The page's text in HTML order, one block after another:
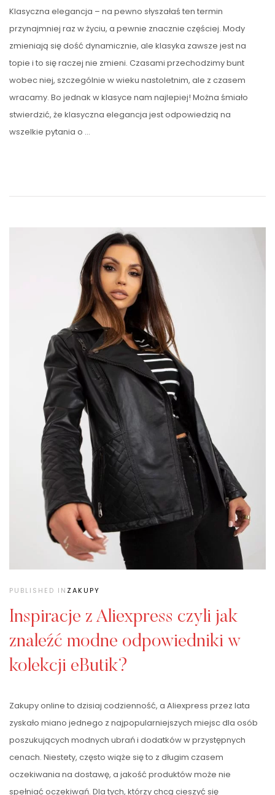
Klasyczna elegancja – na pewno słyszałaś ten termin
przynajmniej raz w życiu, a pewnie znacznie częściej. Mody
zmieniają się dość dynamicznie, ale klasyka zawsze jest na
topie i to się raczej nie zmieni. Czasami przechodzimy bunt
wobec niej, szczególnie w wieku nastoletnim, ale z czasem
wracamy. Bo jednak w klasyce nam najlepiej! Można śmiało
stwierdzić, że klasyczna elegancja jest odpowiedzią na
wszelkie pytania o …
PUBLISHED IN ZAKUPY
Inspiracje z Aliexpress czyli jak
znaleźć modne odpowiedniki w
kolekcji eButik?
Zakupy online to dzisiaj codzienność, a Aliexpress przez lata
zyskało miano jednego z najpopularniejszych miejsc dla osób
poszukujących modnych ubrań i dodatków w przystępnych
cenach. Niestety, często wiąże się to z długim czasem
oczekiwania na dostawę, a jakość produktów może nie
spełniać oczekiwań. Dla tych, którzy chcą cieszyć się